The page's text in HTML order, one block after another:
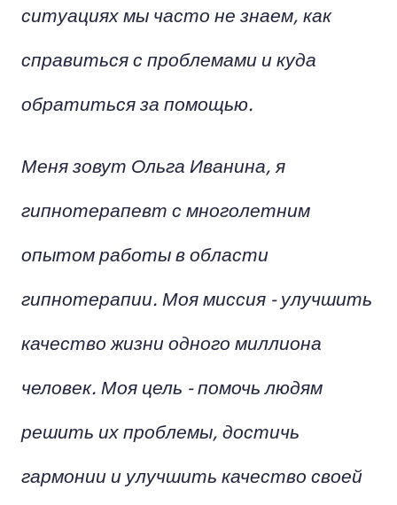
ситуациях мы часто не знаем, как
справиться с проблемами и куда
обратиться за помощью.
Меня зовут Ольга Иванина, я
гипнотерапевт с многолетним
опытом работы в области
гипнотерапии. Моя миссия - улучшить
качество жизни одного миллиона
человек. Моя цель - помочь людям
решить их проблемы, достичь
гармонии и улучшить качество своей